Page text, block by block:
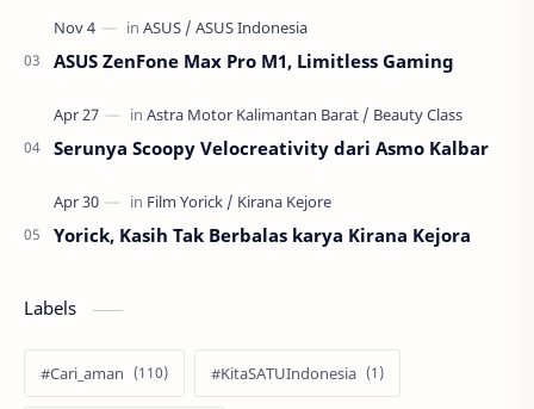
ASUS ZenFone Max Pro M1, Limitless Gaming
Serunya Scoopy Velocreativity dari Asmo Kalbar
Yorick, Kasih Tak Berbalas karya Kirana Kejora
Labels
#Cari_aman #KitaSATUIndonesia